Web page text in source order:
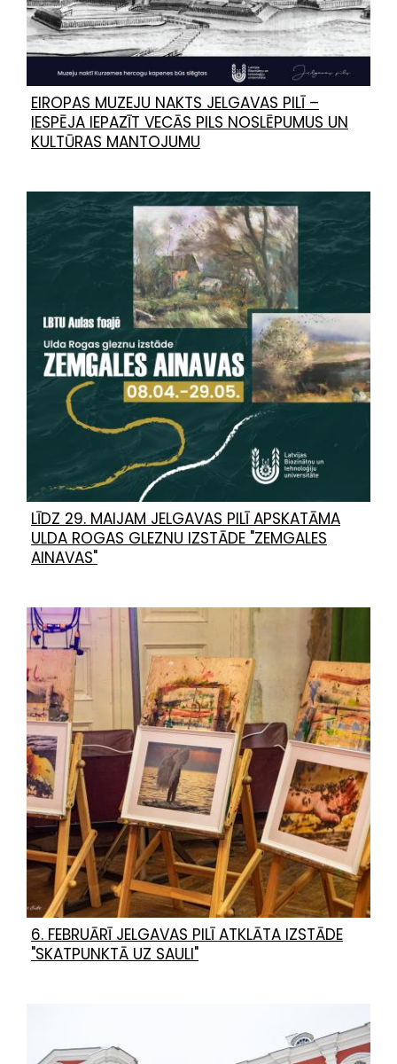
EIROPAS MUZEJU NAKTS JELGAVAS PILĪ –
IESPĒJA IEPAZĪT VECĀS PILS NOSLĒPUMUS UN
KULTŪRAS MANTOJUMU
LĪDZ 29. MAIJAM JELGAVAS PILĪ APSKATĀMA
ULDA ROGAS GLEZNU IZSTĀDE "ZEMGALES
AINAVAS"
6. FEBRUĀRĪ JELGAVAS PILĪ ATKLĀTA IZSTĀDE
"SKATPUNKTĀ UZ SAULI"